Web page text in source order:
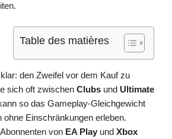
Table des matières
den Zweifel vor dem Kauf zu
sich oft zwischen Clubs und Ultimate
so das Gameplay-Gleichgewicht
ohne Einschränkungen erleben.
von EA Play und Xbox